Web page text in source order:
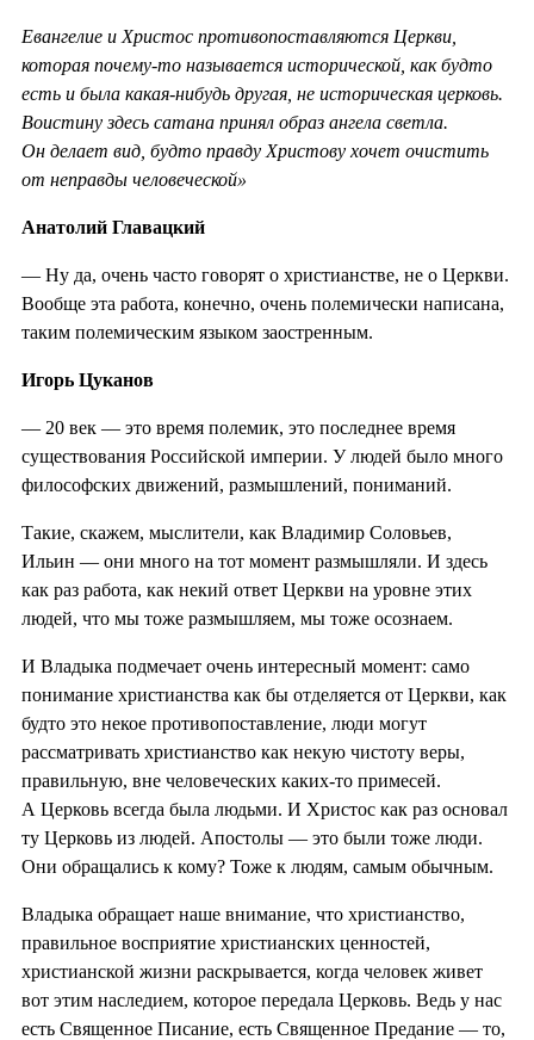
Евангелие и Христос противопоставляются Церкви,
которая почему-то называется исторической, как будто
есть и была какая-нибудь другая, не историческая церковь.
Воистину здесь сатана принял образ ангела светла.
Он делает вид, будто правду Христову хочет очистить
от неправды человеческой»
Анатолий Главацкий
— Ну да, очень часто говорят о христианстве, не о Церкви.
Вообще эта работа, конечно, очень полемически написана,
таким полемическим языком заостренным.
Игорь Цуканов
— 20 век — это время полемик, это последнее время
существования Российской империи. У людей было много
философских движений, размышлений, пониманий.
Такие, скажем, мыслители, как Владимир Соловьев,
Ильин — они много на тот момент размышляли. И здесь
как раз работа, как некий ответ Церкви на уровне этих
людей, что мы тоже размышляем, мы тоже осознаем.
И Владыка подмечает очень интересный момент: само
понимание христианства как бы отделяется от Церкви, как
будто это некое противопоставление, люди могут
рассматривать христианство как некую чистоту веры,
правильную, вне человеческих каких-то примесей.
А Церковь всегда была людьми. И Христос как раз основал
ту Церковь из людей. Апостолы — это были тоже люди.
Они обращались к кому? Тоже к людям, самым обычным.
Владыка обращает наше внимание, что христианство,
правильное восприятие христианских ценностей,
христианской жизни раскрывается, когда человек живет
вот этим наследием, которое передала Церковь. Ведь у нас
есть Священное Писание, есть Священное Предание — то,